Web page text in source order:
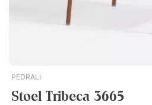
PEDRALI
Stoel Tribeca 3665